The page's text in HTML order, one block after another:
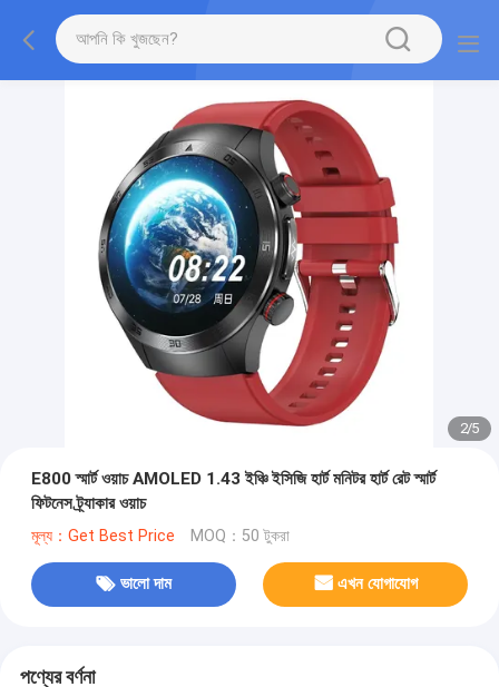
2/5
E800 স্মার্ট ওয়াচ AMOLED 1.43 ইঞ্চি ইসিজি হার্ট মনিটর হার্ট রেট স্মার্ট
ফিটনেস ট্র্যাকার ওয়াচ
মূল্য：Get Best Price MOQ：50 টুকরা
ভালো দাম এখন যোগাযোগ
পণ্যের বর্ণনা